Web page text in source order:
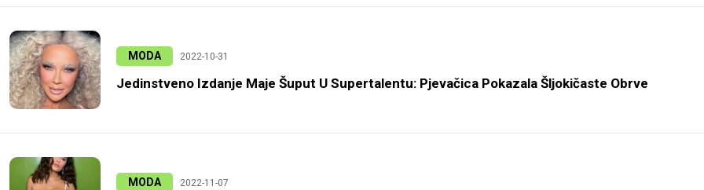
MODA 2022-10-31
Jedinstveno Izdanje Maje Šuput U Supertalentu: Pjevačica Pokazala Šljokičaste Obrve
MODA 2022-11-07